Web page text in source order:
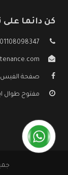
كن دائما
01108098347
صفحة
مفتوح طوال